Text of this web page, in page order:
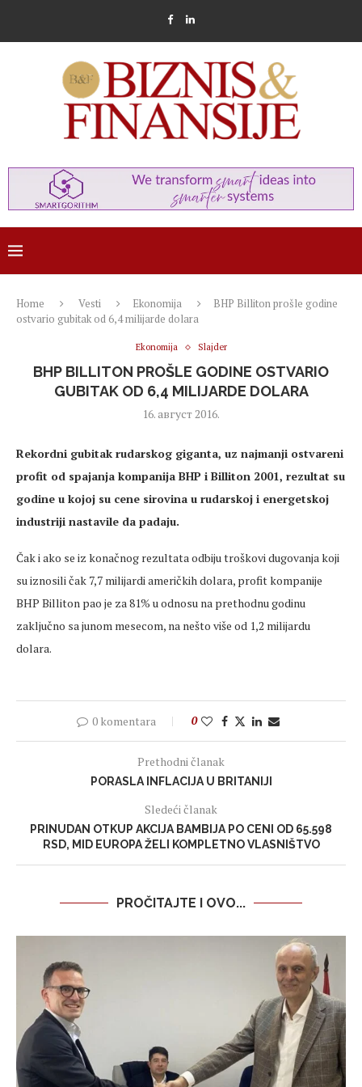
Home Vesti Ekonomija
BHP Billiton prošle godine
ostvario gubitak od 6,4 milijarde dolara
Ekonomija Slajder
BHP BILLITON PROŠLE GODINE OSTVARIO
GUBITAK OD 6,4 MILIJARDE DOLARA
16. август 2016.
Rekordni gubitak rudarskog giganta, uz najmanji ostvareni
profit od spajanja kompanija BHP i Billiton 2001, rezultat su
godine u kojoj su cene sirovina u rudarskoj i energetskoj
industriji nastavile da padaju.
Čak i ako se iz konačnog rezultata odbiju troškovi dugovanja koji
su iznosili čak 7,7 milijardi američkih dolara, profit kompanije
BHP Billiton pao je za 81% u odnosu na prethodnu godinu
zaključno sa junom mesecom, na nešto više od 1,2 milijardu
dolara.
0 komentara 0
Prethodni članak
PORASLA INFLACIJA U BRITANIJI
Sledeći članak
PRINUDAN OTKUP AKCIJA BAMBIJA PO CENI OD 65.598
RSD, MID EUROPA ŽELI KOMPLETNO VLASNIŠTVO
PROČITAJTE I OVO...